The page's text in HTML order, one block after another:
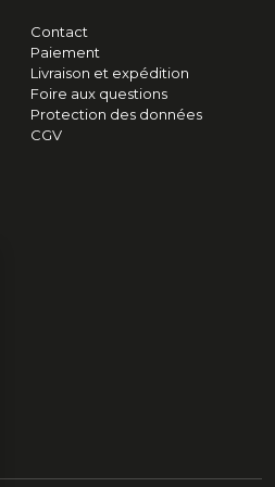
Contact
Paiement
Livraison et expédition
Foire aux questions
Protection des données
CGV